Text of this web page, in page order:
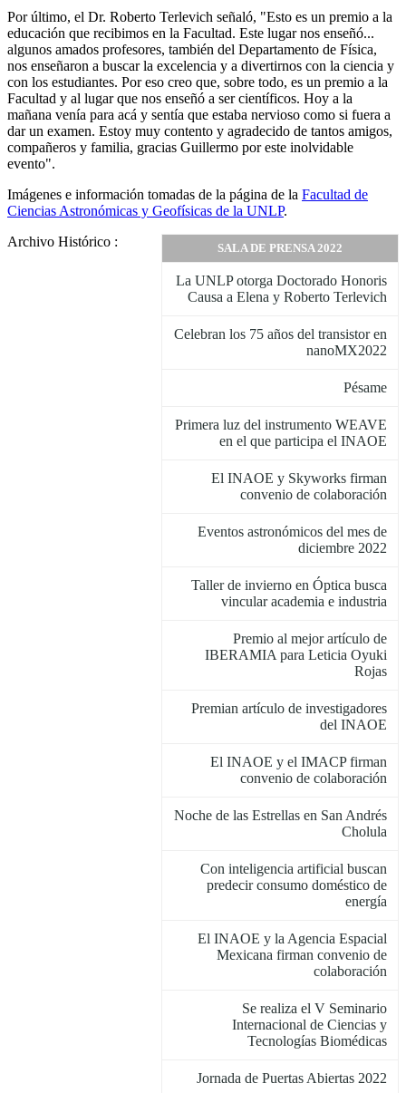
Por último, el Dr. Roberto Terlevich señaló, "Esto es un premio a la
educación que recibimos en la Facultad. Este lugar nos enseñó...
algunos amados profesores, también del Departamento de Física,
nos enseñaron a buscar la excelencia y a divertirnos con la ciencia y
con los estudiantes. Por eso creo que, sobre todo, es un premio a la
Facultad y al lugar que nos enseñó a ser científicos. Hoy a la
mañana venía para acá y sentía que estaba nervioso como si fuera a
dar un examen. Estoy muy contento y agradecido de tantos amigos,
compañeros y familia, gracias Guillermo por este inolvidable
evento".
Imágenes e información tomadas de la página de la Facultad de
Ciencias Astronómicas y Geofísicas de la UNLP.
SALA DE PRENSA 2022
La UNLP otorga Doctorado Honoris
Causa a Elena y Roberto Terlevich
Celebran los 75 años del transistor en
nanoMX2022
Pésame
Primera luz del instrumento WEAVE
en el que participa el INAOE
El INAOE y Skyworks firman
convenio de colaboración
Eventos astronómicos del mes de
diciembre 2022
Taller de invierno en Óptica busca
vincular academia e industria
Premio al mejor artículo de
IBERAMIA para Leticia Oyuki
Rojas
Premian artículo de investigadores
del INAOE
El INAOE y el IMACP firman
convenio de colaboración
Noche de las Estrellas en San Andrés
Cholula
Con inteligencia artificial buscan
predecir consumo doméstico de
energía
El INAOE y la Agencia Espacial
Mexicana firman convenio de
colaboración
Se realiza el V Seminario
Internacional de Ciencias y
Tecnologías Biomédicas
Jornada de Puertas Abiertas 2022
Archivo Histórico :